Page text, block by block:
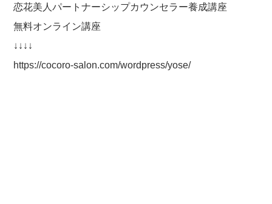
恋花美人パートナーシップカウンセラー養成講座
無料オンライン講座
↓↓↓↓
https://cocoro-salon.com/wordpress/yose/